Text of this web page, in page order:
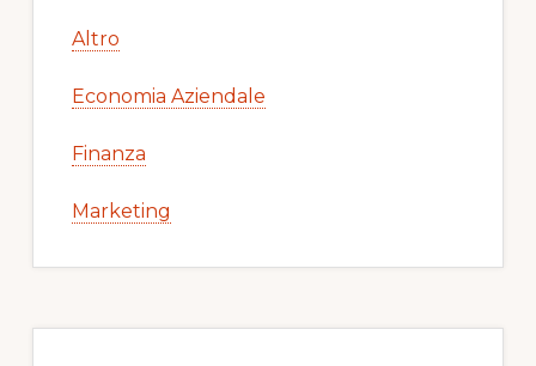
Altro
Economia Aziendale
Finanza
Marketing